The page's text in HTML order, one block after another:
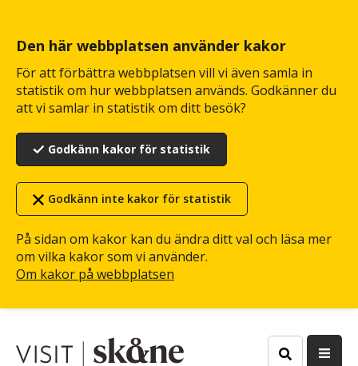
Den här webbplatsen använder kakor
För att förbättra webbplatsen vill vi även samla in
statistik om hur webbplatsen används. Godkänner du
att vi samlar in statistik om ditt besök?
Godkänn kakor för statistik
Godkänn inte kakor för statistik
På sidan om kakor kan du ändra ditt val och läsa mer
om vilka kakor som vi använder.
Om kakor på webbplatsen
huvudinnehåll